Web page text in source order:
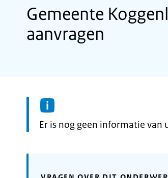
Gemeente
aanvragen
Informatie:
Er is nog geen informatie van